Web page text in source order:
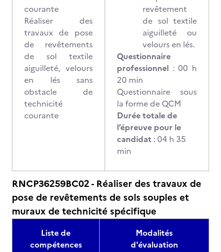
courante
Réaliser des
travaux de pose
de revêtements
de sol textile
aiguilleté, velours
en lés sans
obstacle de
technicité
courante
revêtement
de sol textile
aiguilleté ou
velours en lés.
Questionnaire
professionnel : 00 h
20 min
Questionnaire sous
la forme de QCM
Durée totale de
l’épreuve pour le
candidat : 04 h 35
min
RNCP36259BC02 - Réaliser des travaux de
pose de revêtements de sols souples et
muraux de technicité spécifique
Liste de
compétences
Modalités
d'évaluation